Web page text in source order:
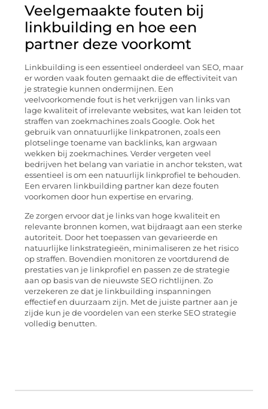
Veelgemaakte fouten bij
linkbuilding en hoe een
partner deze voorkomt
Linkbuilding is een essentieel onderdeel van SEO, maar
er worden vaak fouten gemaakt die de effectiviteit van
je strategie kunnen ondermijnen. Een
veelvoorkomende fout is het verkrijgen van links van
lage kwaliteit of irrelevante websites, wat kan leiden tot
straffen van zoekmachines zoals Google. Ook het
gebruik van onnatuurlijke linkpatronen, zoals een
plotselinge toename van backlinks, kan argwaan
wekken bij zoekmachines. Verder vergeten veel
bedrijven het belang van variatie in anchor teksten, wat
essentieel is om een natuurlijk linkprofiel te behouden.
Een ervaren linkbuilding partner kan deze fouten
voorkomen door hun expertise en ervaring.
Ze zorgen ervoor dat je links van hoge kwaliteit en
relevante bronnen komen, wat bijdraagt aan een sterke
autoriteit. Door het toepassen van gevarieerde en
natuurlijke linkstrategieën, minimaliseren ze het risico
op straffen. Bovendien monitoren ze voortdurend de
prestaties van je linkprofiel en passen ze de strategie
aan op basis van de nieuwste SEO richtlijnen. Zo
verzekeren ze dat je linkbuilding inspanningen
effectief en duurzaam zijn. Met de juiste partner aan je
zijde kun je de voordelen van een sterke SEO strategie
volledig benutten.